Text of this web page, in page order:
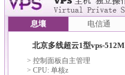
息壤 电信通
北京多线超云1型vps-512M
> 控制面板自主管理
> CPU: 单核z